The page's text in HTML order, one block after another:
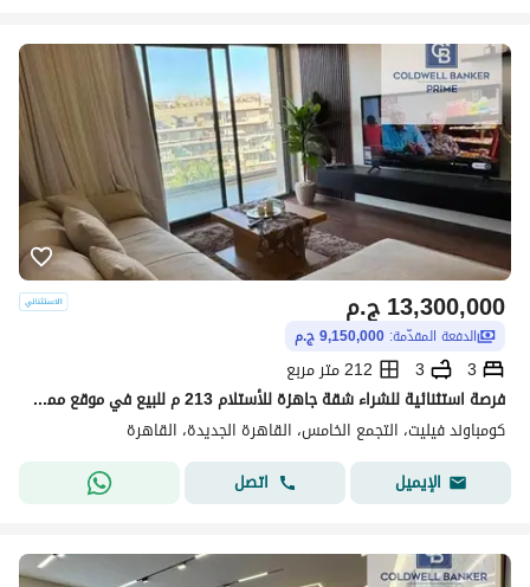
ج.م13,300,000
الدفعة المقدّمة: 9,150,000 ج.م
3
3
212 متر مربع
فرصة استثنائية للشراء شقة جاهزة للأستلام 213 م للبيع في موقع مميز في كمبوند فيليت Villette by SODIC الجولدن سكوير التجمع الخامس القاهره الجديده 3 غرف
كومباوند فيليت، التجمع الخامس، القاهرة الجديدة، القاهرة
الإيميل
اتصل